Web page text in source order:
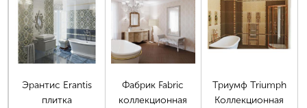
Эрантис Erantis
плитка
Фабрик Fabric
коллекционная
Триумф Triumph
Коллекционная